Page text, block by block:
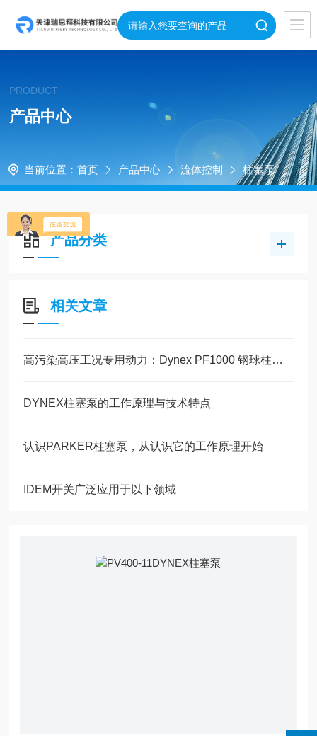
PRODUCT
产品中心
当前位置： 首页 产品中心 流体控制 柱塞泵
产品分类
相关文章
高污染高压工况专用动力：Dynex PF1000 钢球柱塞泵耐污结构技术解析
DYNEX柱塞泵的工作原理与技术特点
认识PARKER柱塞泵，从认识它的工作原理开始
IDEM开关广泛应用于以下领域